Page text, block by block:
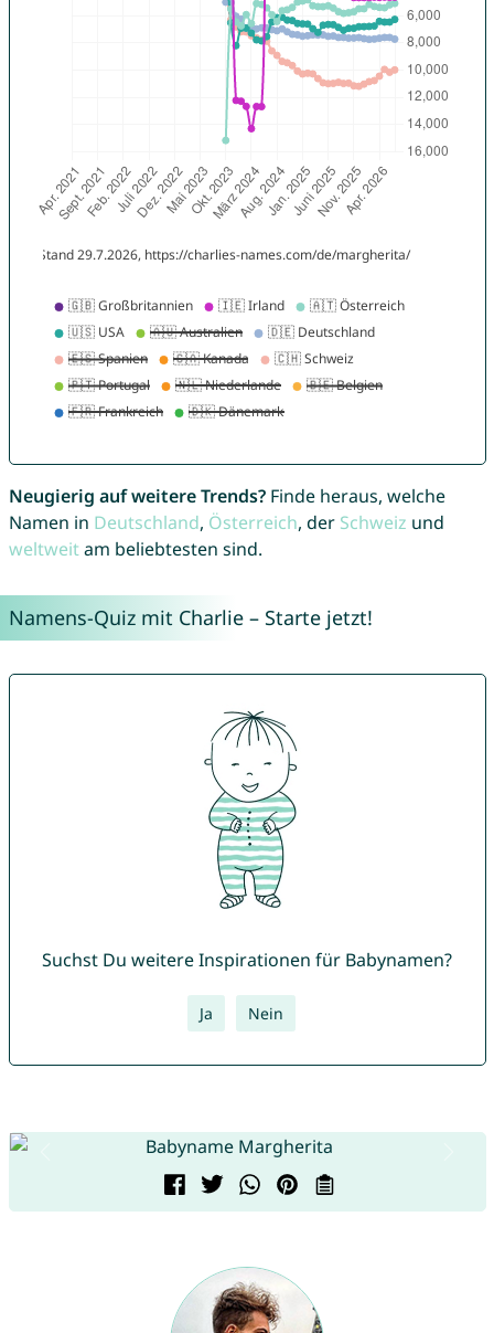
Neugierig auf weitere Trends?Finde heraus, welche
Namen in Deutschland, Österreich, der Schweiz und
weltweitam beliebtesten sind.
Namens-Quiz mit Charlie – Starte jetzt!
Suchst Du weitere Inspirationen für Babynamen?
Ja Nein